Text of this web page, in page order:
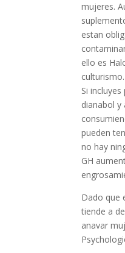
mujeres.
estan
ello es
Si
dianabol y
pueden
no hay
GH
Dado que
tiende a
anavar